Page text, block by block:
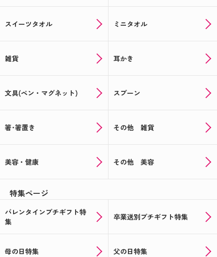
スイーツタオル ミニタオル
雑貨 耳かき
文具(ペン・マグネット) スプーン
箸･箸置き その他 雑貨
美容・健康 その他 美容
特集ページ
バレンタインプチギフト特
集
卒業送別プチギフト特集
母の日特集 父の日特集